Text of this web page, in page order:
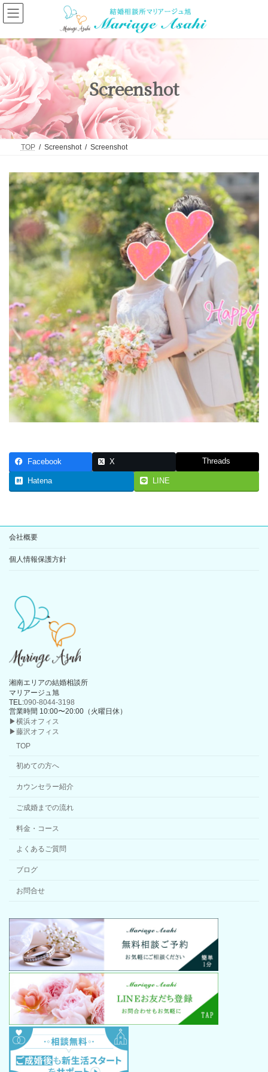
コ
ン
テ
ン
ツ
ス
キ
ッ
プ
ナ
ビ
ゲ
ー
シ
ン
に
移
動
Screenshot
TOP Screenshot Screenshot
Facebook X Threads
Hatena LINE
会社概要
個人情報保護方針
湘南エリアの結婚相談所
マリアージュ旭
TEL:090-8044-3198
営業時間 10:00〜20:00（火曜日休）
▶横浜オフィス
▶藤沢オフィス
TOP
初めての方へ
カウンセラー紹介
ご成婚までの流れ
料金・コース
よくあるご質問
ブログ
お問合せ